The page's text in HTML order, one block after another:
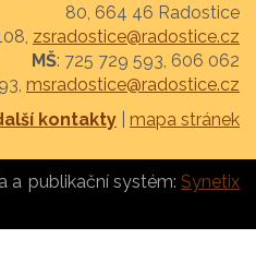
80, 664 46 Radostice
zsradostice@radostice.cz
MŠ: 725 729 593, 606 062
msradostice@radostice.cz
kontakty
mapa stránek
publikační systém: Synetix
a